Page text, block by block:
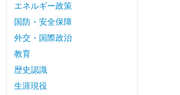
エネルギー政策
国防・安全保障
外交・国際政治
教育
歴史認識
生涯現役